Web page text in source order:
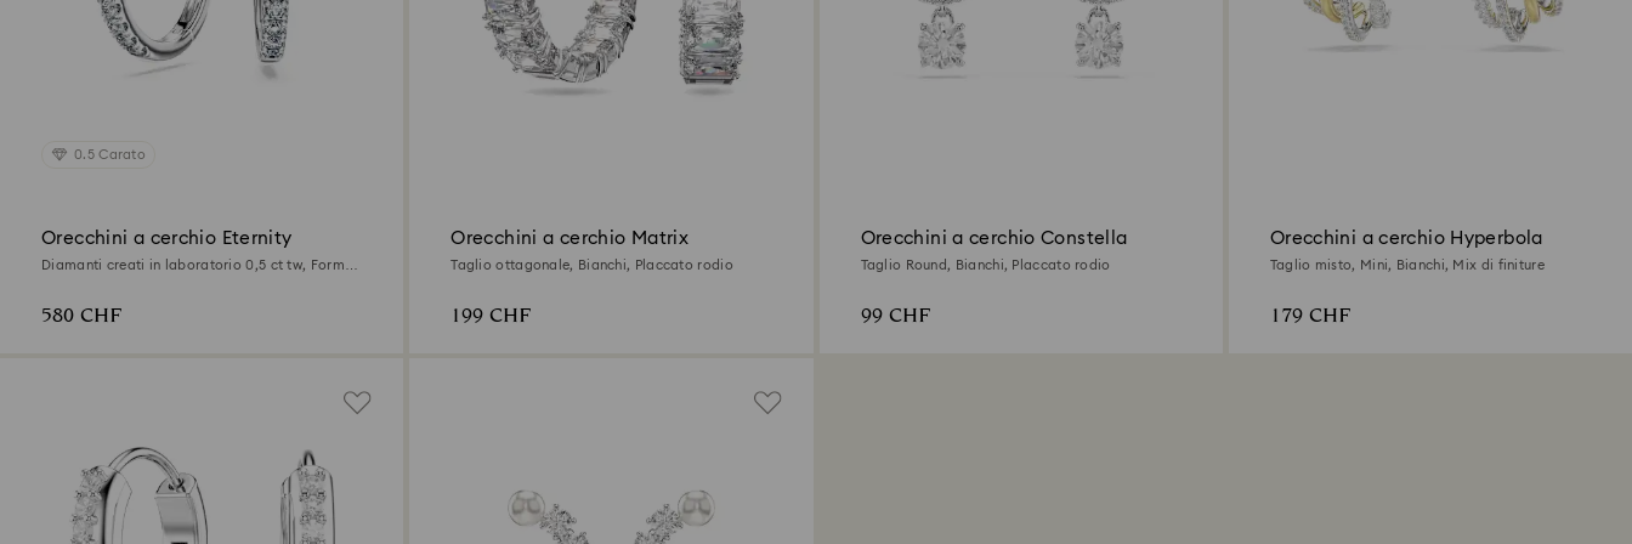
0.5 Carato
Orecchini a cerchio Eternity
Diamanti creati in laboratorio 0,5 ct tw, Forma
580 CHF
Orecchini a cerchio Matrix
Taglio ottagonale, Bianchi, Placcato rodio
199 CHF
Orecchini a cerchio Constella
Taglio Round, Bianchi, Placcato rodio
99 CHF
Orecchini a cerchio Hyperbola
Taglio misto, Mini, Bianchi, Mix di finiture
179 CHF